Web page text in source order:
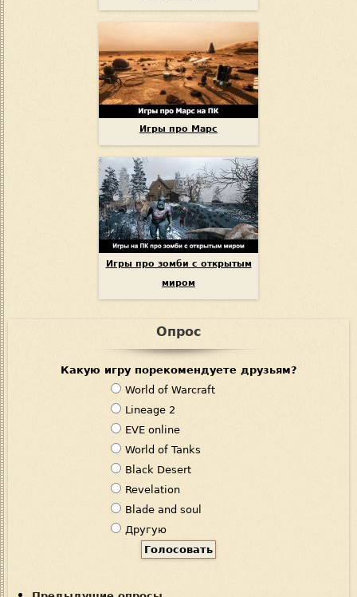
Игры про Марс
Игры про зомби с открытым
миром
Опрос
Какую игру порекомендуете друзьям?
В
а
р
и
а
н
т
ы
World of Warcraft
Lineage 2
EVE online
World of Tanks
Black Desert
Revelation
Blade and soul
Другую